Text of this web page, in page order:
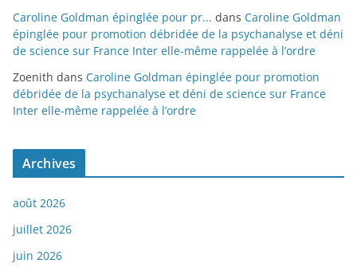
Caroline Goldman épinglée pour pr... dans Caroline Goldman
épinglée pour promotion débridée de la psychanalyse et déni
de science sur France Inter elle-même rappelée à l’ordre
Zoenith dans Caroline Goldman épinglée pour promotion
débridée de la psychanalyse et déni de science sur France
Inter elle-même rappelée à l’ordre
Archives
août 2026
juillet 2026
juin 2026